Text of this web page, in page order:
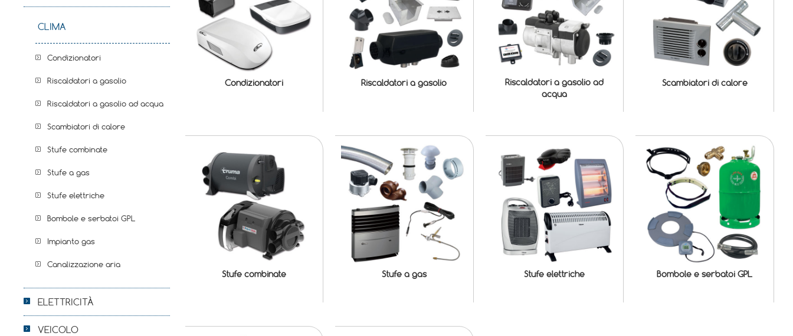
Condizionatori Riscaldatori a gasolio
Riscaldatori a gasolio ad
acqua
Scambiatori di calore
Stufe combinate Stufe a gas Stufe elettriche Bombole e serbatoi GPL
CLIMA
Condizionatori
Riscaldatori a gasolio
Riscaldatori a gasolio ad acqua
Scambiatori di calore
Stufe combinate
Stufe a gas
Stufe elettriche
Bombole e serbatoi GPL
Impianto gas
Canalizzazione aria
ELETTRICITÀ
VEICOLO